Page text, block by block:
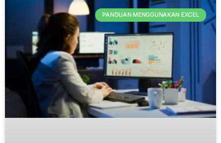
PANDUAN MENGGUNAKAN EXCEL